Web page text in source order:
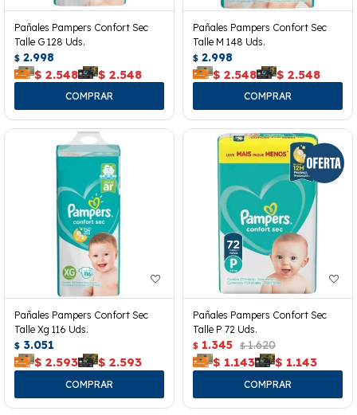
Pañales Pampers Confort Sec
Talle G 128 Uds.
$ 2.998
$ 2.548 $ 2.548
Pañales Pampers Confort Sec
Talle M 148 Uds.
$ 2.998
$ 2.548 $ 2.548
Pañales Pampers Confort Sec
Talle Xg 116 Uds.
$ 3.051
$ 2.593 $ 2.593
Pañales Pampers Confort Sec
Talle P 72 Uds.
$ 1.345 $ 1.620
$ 1.143 $ 1.143